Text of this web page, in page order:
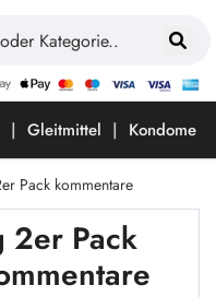
Gleitmittel Kondome
Pack kommentare
2er Pack